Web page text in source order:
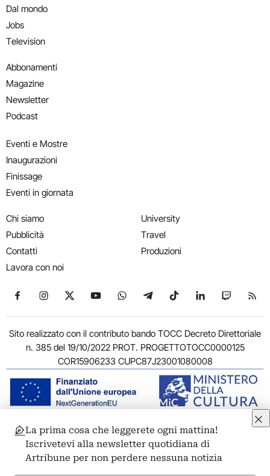
Dal mondo
Jobs
Television
Abbonamenti
Magazine
Newsletter
Podcast
Eventi e Mostre
Inaugurazioni
Finissage
Eventi in giornata
Chi siamo
Pubblicità
Contatti
Lavora con noi
University
Travel
Produzioni
Seguici su Facebook
Seguici su Instagram
Seguici su X
Seguici su YouTube
Seguici su WhatsApp
Seguici su Telegram
Seguici su TikTok
Seguici su
Seguici
Sito realizzato con il contributo bando TOCC Decreto Direttoriale
n. 385 del 19/10/2022 PROT. PROGETTOTOCC0000125
COR15906233 CUPC87J23001080008
© 2011-2026 ARTRIBUNE srl – Corso Vittorio Emanuele II, 287 –
00186 Roma - P.I. 11381581005
Privacy: Responsabile della protezione dei dati personali
La prima cosa che leggerete ogni mattina!
Iscrivetevi alla newsletter quotidiana di
Artribune per non perdere nessuna notizia